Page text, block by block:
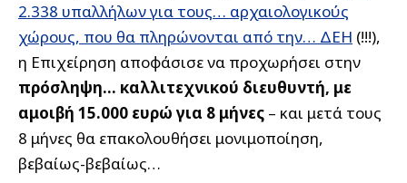
2.338 υπαλλήλων για τους… αρχαιολογικούς
χώρους, που θα πληρώνονται από την… ΔΕΗ (!!!),
η Επιχείρηση αποφάσισε να προχωρήσει στην
πρόσληψη… καλλιτεχνικού διευθυντή, με
αμοιβή 15.000 ευρώ για 8 μήνες – και μετά τους
8 μήνες θα επακολουθήσει μονιμοποίηση,
βεβαίως-βεβαίως…